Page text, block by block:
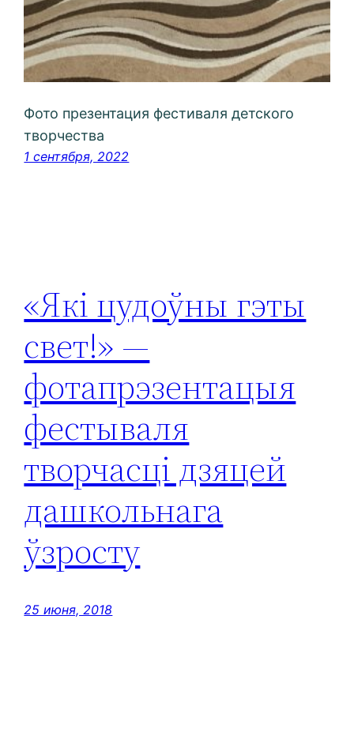
Фото презентация фестиваля детского
творчества
1 сентября, 2022
«Які цудоўны гэты
свет!» —
фотапрэзентацыя
фестываля
творчасці дзяцей
дашкольнага
ўзросту
25 июня, 2018